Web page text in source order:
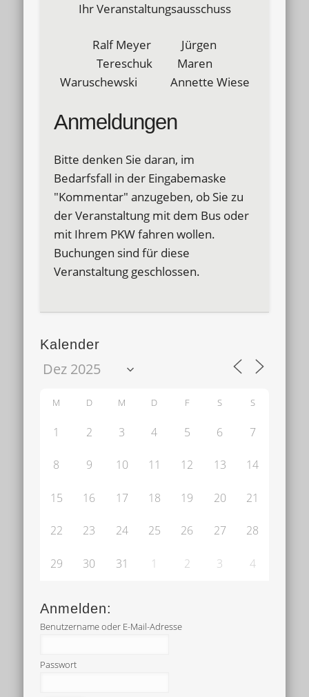
Ihr Veranstaltungsausschuss
Ralf Meyer Jürgen
Tereschuk Maren
Waruschewski Annette Wiese
Anmeldungen
Bitte denken Sie daran, im
Bedarfsfall in der Eingabemaske
"Kommentar" anzugeben, ob Sie zu
der Veranstaltung mit dem Bus oder
mit Ihrem PKW fahren wollen.
Buchungen sind für diese
Veranstaltung geschlossen.
Kalender
M D M D F S S
1 2 3 4 5 6 7
8 9 10 11 12 13 14
15 16 17 18 19 20 21
22 23 24 25 26 27 28
29 30 31 1 2 3 4
Anmelden:
Benutzername oder E-Mail-Adresse
Passwort